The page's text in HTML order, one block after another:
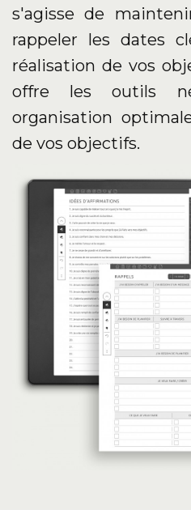
s'agisse de
rappeler les dates
réalisation de vos
offre les outils
organisation
de vos objectifs.